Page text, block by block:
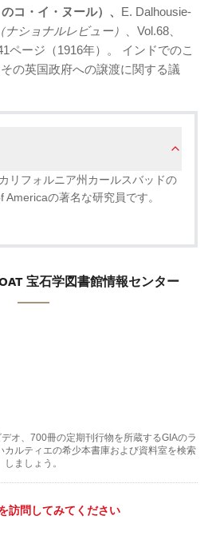
コ・イ・ヌール）、 E. Dalhousie-
ショナルレビュー）
、Vol.68、
ページ（1916年）。 インドでのこ
の英国政府への譲渡に関する議
リフォルニア州カールスバッドの
の著名な研究員です。
宝石学図書館情報センター
オ、700冊の定期刊行物を所蔵するGIAのラ
カルティエの希少本書庫および資料室を検索
しましょう。
訪問してみてください